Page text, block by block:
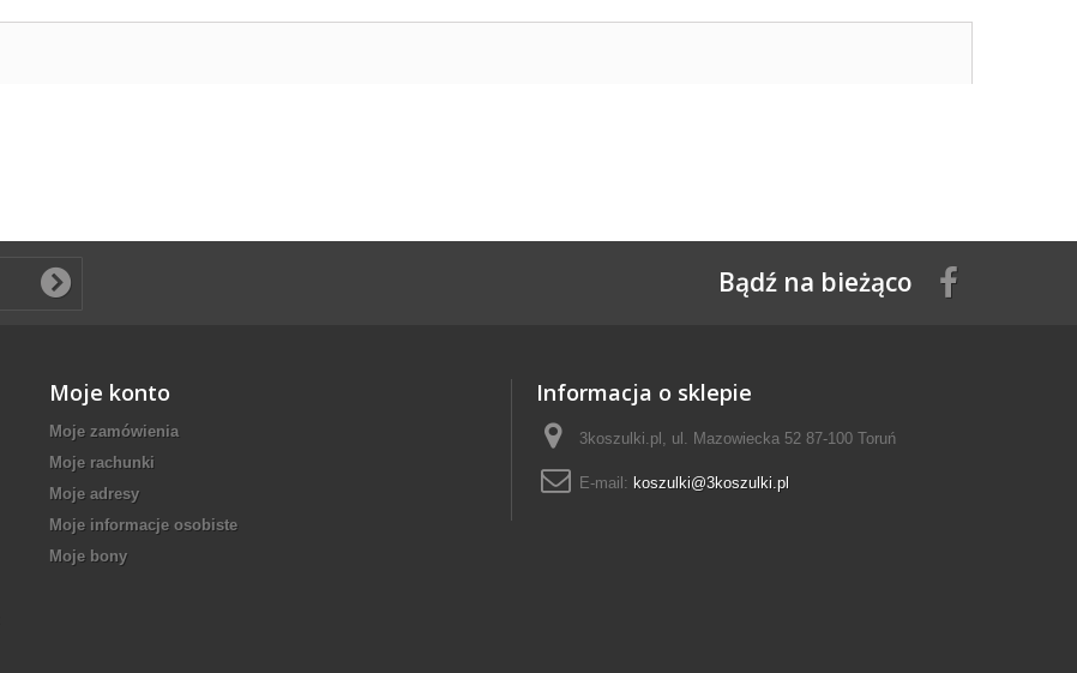
Bądź na bieżąco
Moje konto
Moje zamówienia
Moje rachunki
Moje adresy
Moje informacje osobiste
Moje bony
Informacja o sklepie
3koszulki.pl, ul. Mazowiecka 52 87-100 Toruń
E-mail: koszulki@3koszulki.pl